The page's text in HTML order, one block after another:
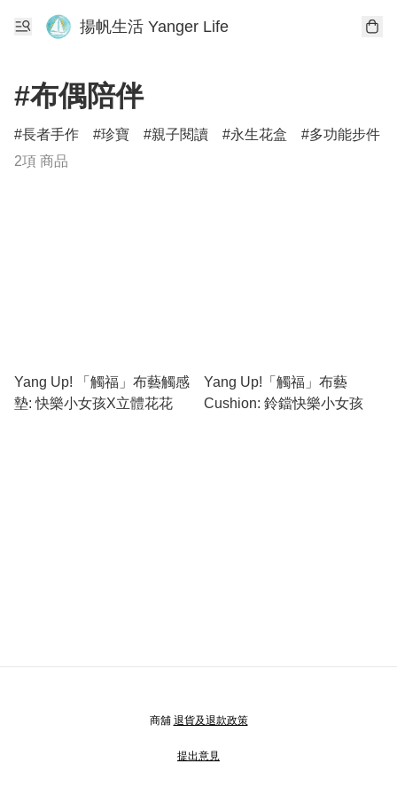
揚帆生活 Yanger Life
#布偶陪伴
長者手作 珍寶 親子閱讀 永生花盒
多功能步件
2項 商品
Yang Up! 「觸福」布藝觸感
墊: 快樂小女孩X立體花花
Yang Up!「觸福」布藝
Cushion: 鈴鐺快樂小女孩
商舖 退貨及退款政策
提出意見